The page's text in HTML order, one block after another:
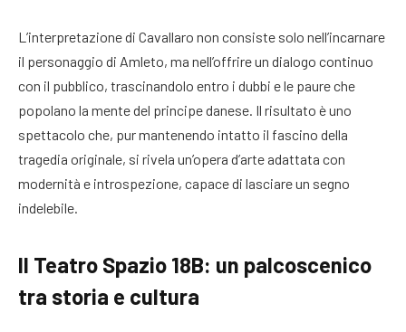
L’interpretazione di Cavallaro non consiste solo nell’incarnare
il personaggio di Amleto, ma nell’offrire un dialogo continuo
con il pubblico, trascinandolo entro i dubbi e le paure che
popolano la mente del principe danese. Il risultato è uno
spettacolo che, pur mantenendo intatto il fascino della
tragedia originale, si rivela un’opera d’arte adattata con
modernità e introspezione, capace di lasciare un segno
indelebile.
Il Teatro Spazio 18B: un palcoscenico
tra storia e cultura